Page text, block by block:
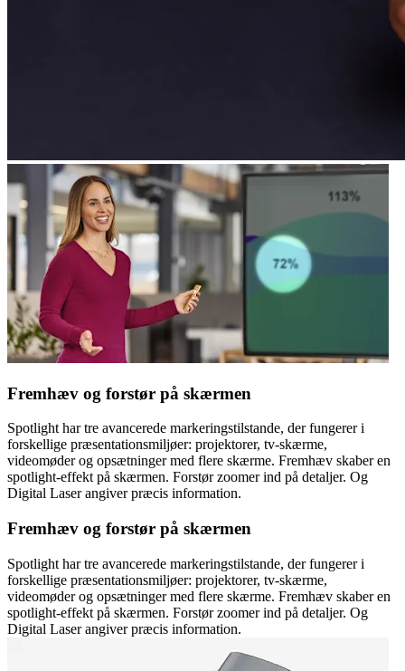
Fremhæv og forstør på skærmen
Spotlight har tre avancerede markeringstilstande, der fungerer i
forskellige præsentationsmiljøer: projektorer, tv-skærme,
videomøder og opsætninger med flere skærme. Fremhæv skaber en
spotlight-effekt på skærmen. Forstør zoomer ind på detaljer. Og
Digital Laser angiver præcis information.
Fremhæv og forstør på skærmen
Spotlight har tre avancerede markeringstilstande, der fungerer i
forskellige præsentationsmiljøer: projektorer, tv-skærme,
videomøder og opsætninger med flere skærme. Fremhæv skaber en
spotlight-effekt på skærmen. Forstør zoomer ind på detaljer. Og
Digital Laser angiver præcis information.